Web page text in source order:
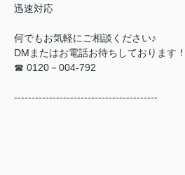
迅速対応
何でもお気軽にご相談ください♪
DMまたはお電話お待ちしております！
☎ 0120－004-792
-----------------------------------------